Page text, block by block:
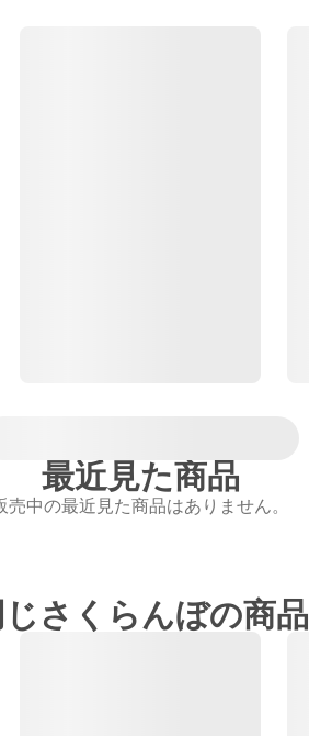
最近見た商品
売中の最近見た商品はありません。
じさくらんぼの商品